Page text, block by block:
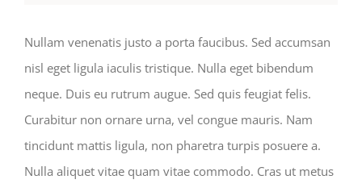
Nullam venenatis justo a porta faucibus. Sed accumsan
nisl eget ligula iaculis tristique. Nulla eget bibendum
neque. Duis eu rutrum augue. Sed quis feugiat felis.
Curabitur non ornare urna, vel congue mauris. Nam
tincidunt mattis ligula, non pharetra turpis posuere a.
Nulla aliquet vitae quam vitae commodo. Cras ut metus